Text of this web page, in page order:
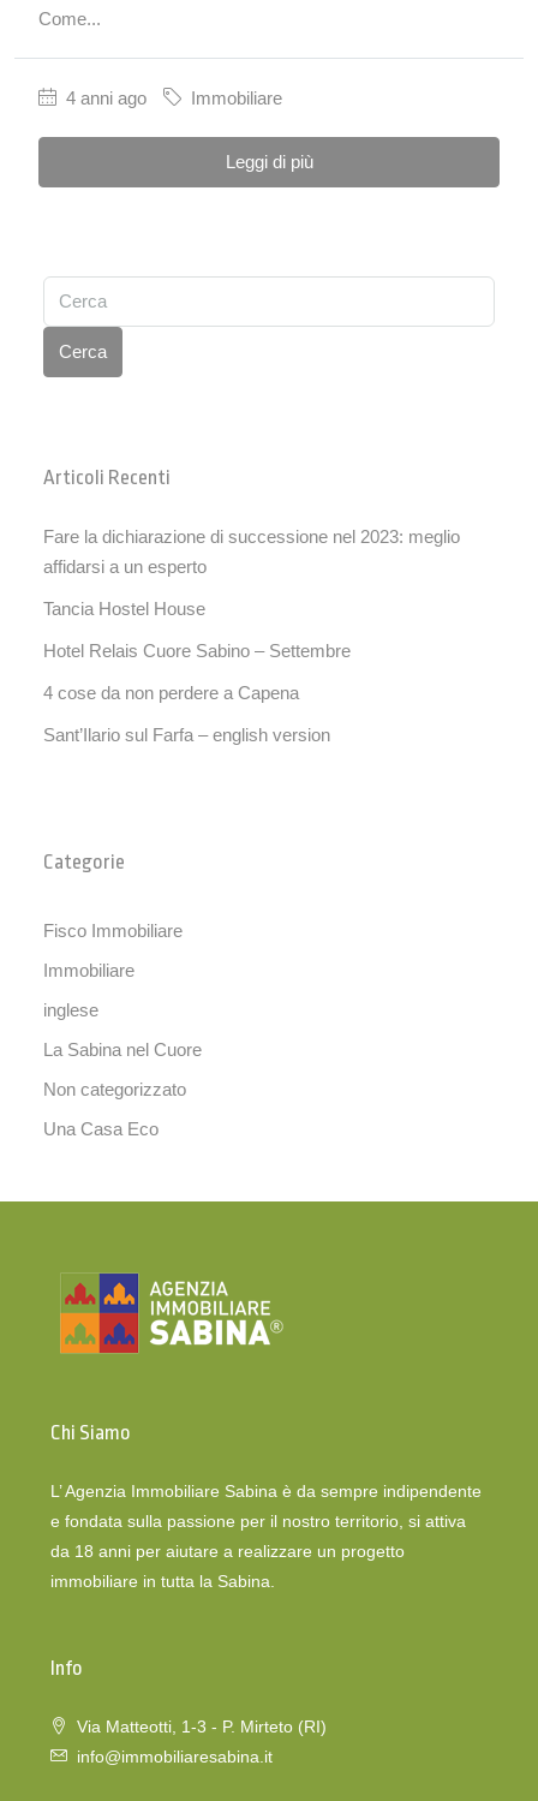
Come...
4 anni ago Immobiliare
Leggi di più
Cerca
Articoli Recenti
Fare la dichiarazione di successione nel 2023: meglio
affidarsi a un esperto
Tancia Hostel House
Hotel Relais Cuore Sabino – Settembre
4 cose da non perdere a Capena
Sant’Ilario sul Farfa – english version
Categorie
Fisco Immobiliare
Immobiliare
inglese
La Sabina nel Cuore
Non categorizzato
Una Casa Eco
Chi Siamo
L’ Agenzia Immobiliare Sabina è da sempre indipendente
e fondata sulla passione per il nostro territorio, si attiva
da 18 anni per aiutare a realizzare un progetto
immobiliare in tutta la Sabina.
Info
Via Matteotti, 1-3 - P. Mirteto (RI)
info@immobiliaresabina.it